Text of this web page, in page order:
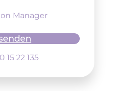
Manager
15 22 135